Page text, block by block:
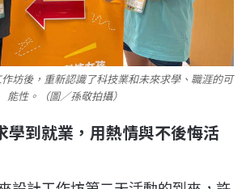
坊後，重新認識了科技業和未來求學、職涯的可
能性。（圖／孫敬拍攝）
學到就業，用熱情與不後悔活